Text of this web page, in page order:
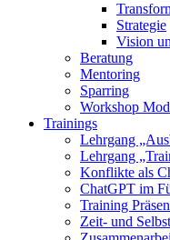
Strategie
Vision
Beratung
Mentoring
Sparring
Workshop
Trainings
Lehrgang
Lehrgang
Konflikte als
ChatGPT im
Training
Zeit- und